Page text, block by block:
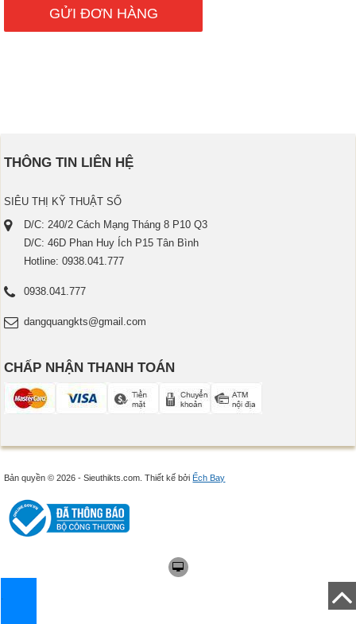
THÔNG TIN LIÊN HỆ
SIÊU THỊ KỸ THUẬT SỐ
D/C: 240/2 Cách Mạng Tháng 8 P10 Q3
D/C: 46D Phan Huy Ích P15 Tân Bình
Hotline: 0938.041.777
0938.041.777
dangquangkts@gmail.com
CHẤP NHẬN THANH TOÁN
Bản quyền © 2026 - Sieuthikts.com.Thiết kế bởi Ếch Bay
.